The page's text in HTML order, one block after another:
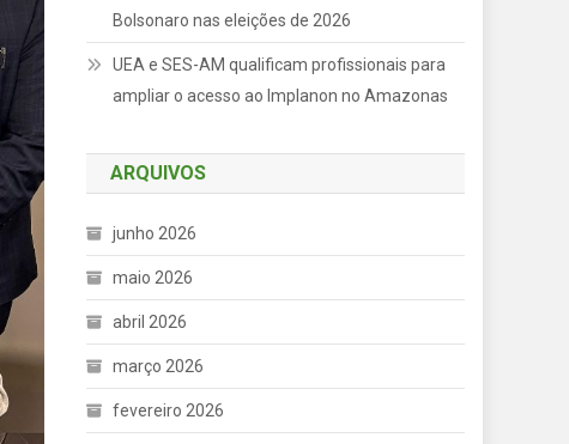
Bolsonaro nas eleições de 2026
UEA e SES-AM qualificam profissionais para
ampliar o acesso ao Implanon no Amazonas
ARQUIVOS
junho 2026
maio 2026
abril 2026
março 2026
fevereiro 2026